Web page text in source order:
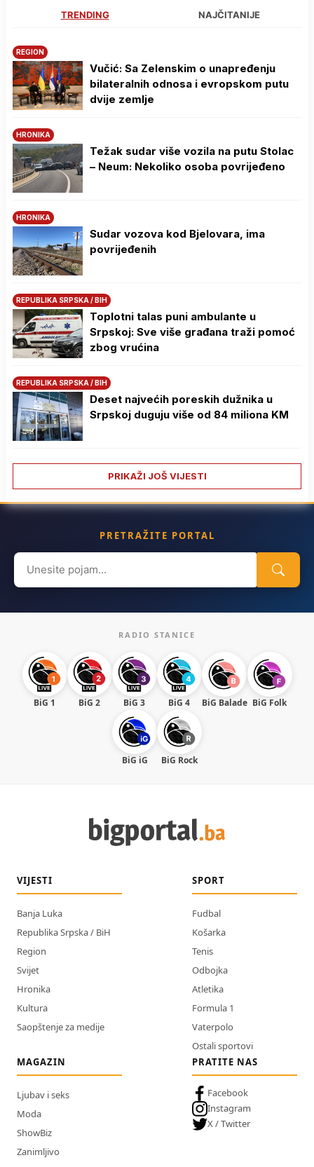
TRENDING NAJČITANIJE
REGION
Vučić: Sa Zelenskim o unapređenju
bilateralnih odnosa i evropskom putu
dvije zemlje
HRONIKA
Težak sudar više vozila na putu Stolac
– Neum: Nekoliko osoba povrijeđeno
HRONIKA
Sudar vozova kod Bjelovara, ima
povrijeđenih
REPUBLIKA SRPSKA / BIH
Toplotni talas puni ambulante u
Srpskoj: Sve više građana traži pomoć
zbog vrućina
REPUBLIKA SRPSKA / BIH
Deset najvećih poreskih dužnika u
Srpskoj duguju više od 84 miliona KM
PRIKAŽI JOŠ VIJESTI
PRETRAŽITE PORTAL
Search
for:
RADIO STANICE
BiG 1 BiG 2 BiG 3 BiG 4 BiG Balade BiG Folk
BiG iG BiG Rock
VIJESTI
Banja Luka
Republika Srpska / BiH
Region
Svijet
Hronika
Kultura
Saopštenje za medije
SPORT
Fudbal
Košarka
Tenis
Odbojka
Atletika
Formula 1
Vaterpolo
Ostali sportovi
MAGAZIN
Ljubav i seks
Moda
ShowBiz
Zanimljivo
PRATITE NAS
Facebook
Instagram
X / Twitter